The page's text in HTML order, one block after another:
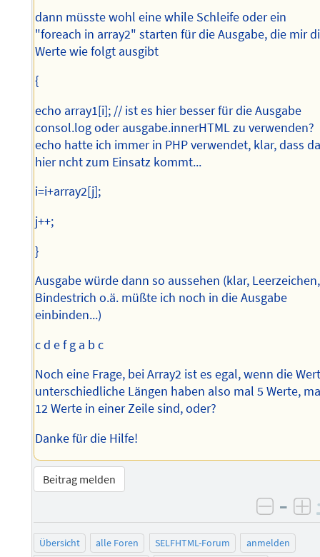
dann müsste wohl eine while Schleife oder ein
"foreach in array2" starten für die Ausgabe, die mir
Werte wie folgt ausgibt
{
echo array1[i]; // ist es hier besser für die Ausgabe
consol.log oder ausgabe.innerHTML zu verwenden?
echo hatte ich immer in PHP verwendet, klar, dass
hier ncht zum Einsatz kommt...
i=i+array2[j];
j++;
}
Ausgabe würde dann so aussehen (klar, Leerzeichen,
Bindestrich o.ä. müßte ich noch in die Ausgabe
einbinden...)
c d e f g a b c
Noch eine Frage, bei Array2 ist es egal, wenn die
unterschiedliche Längen haben also mal 5 Werte,
12 Werte in einer Zeile sind, oder?
Danke für die Hilfe!
Beitrag melden
–
Übersicht alle Foren SELFHTML-Forum
anmelden